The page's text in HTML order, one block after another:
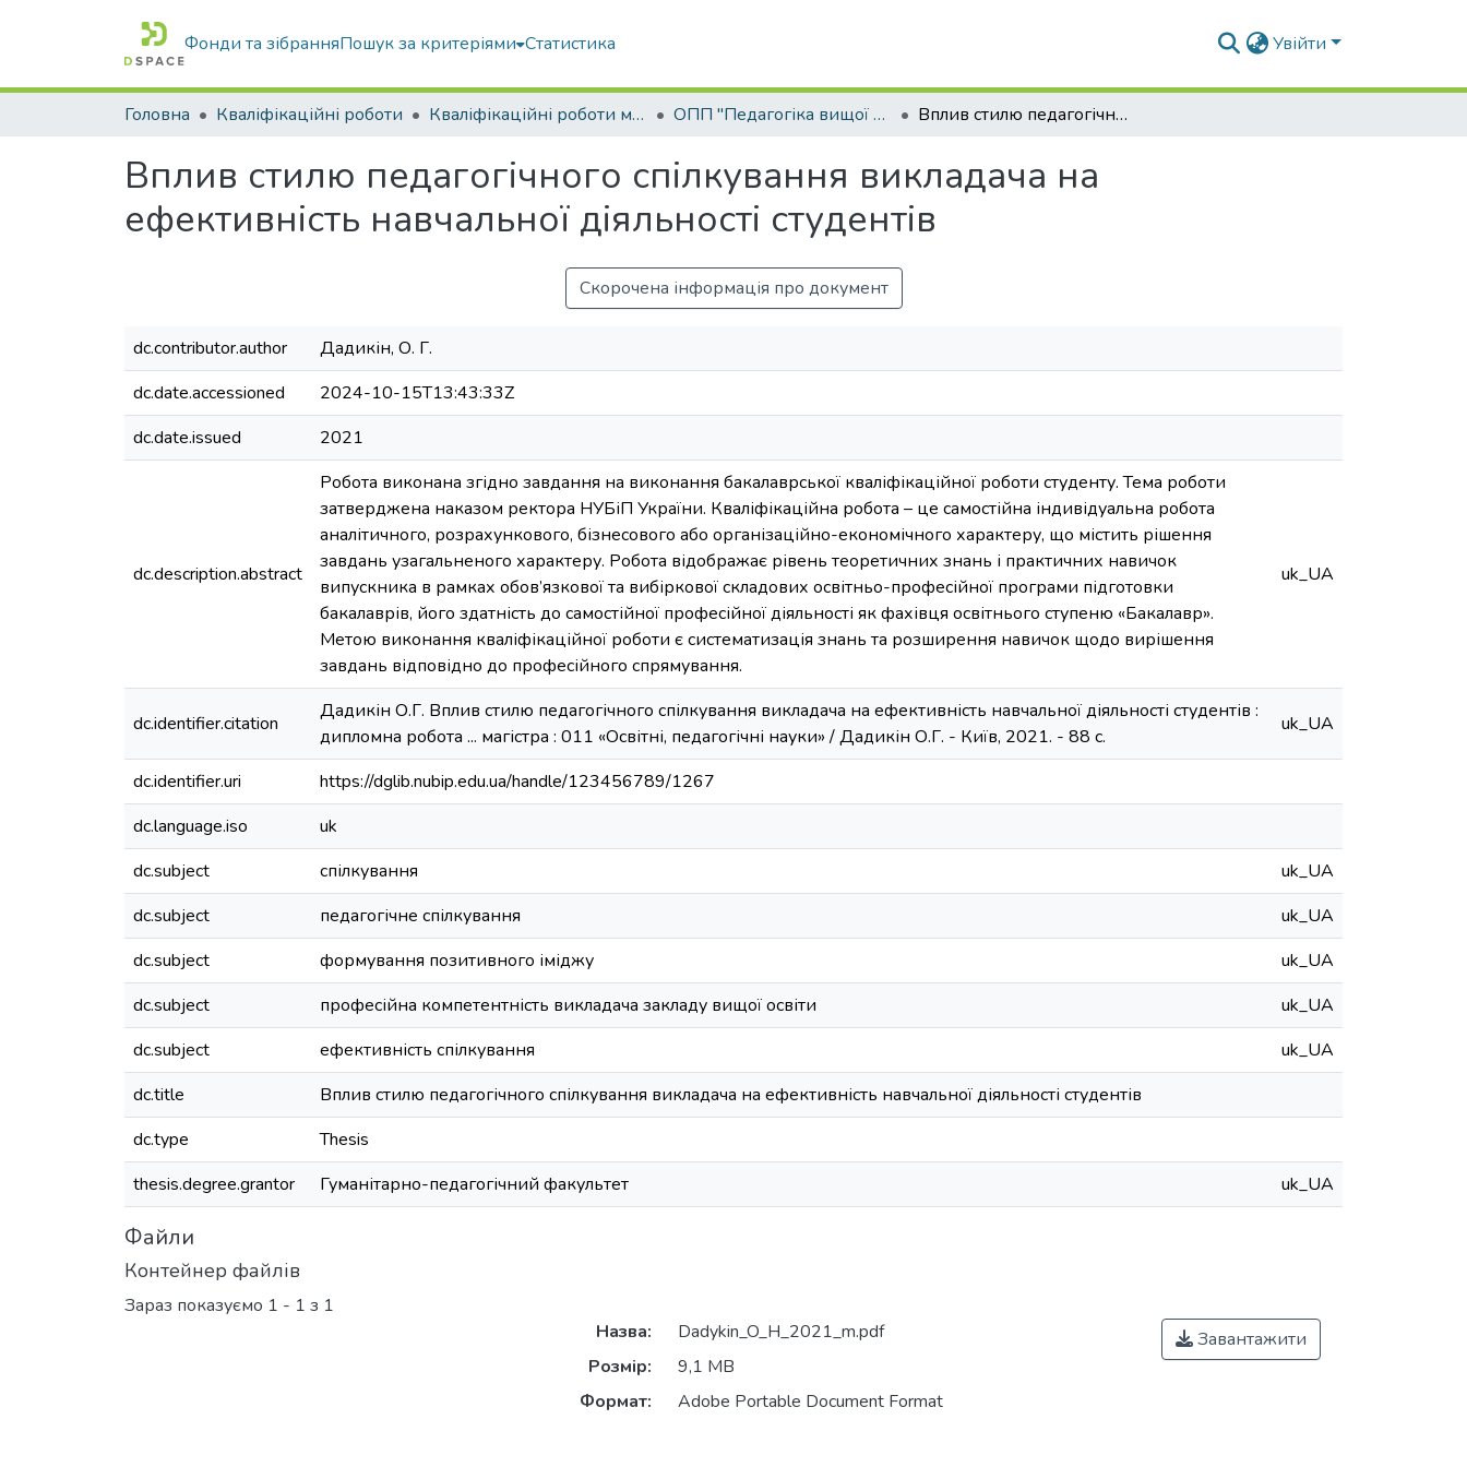
Фонди та зібранняПошук за критеріями Статистика Увійти
Головна Кваліфікаційні роботи Кваліфікаційні роботи магістрів ОПП "Педагогіка вищої школи" Вплив стилю педагогічного спілкування викладача на ефективність навчальної діяльності студентів
Вплив стилю педагогічного спілкування викладача на
ефективність навчальної діяльності студентів
Скорочена інформація про документ
dc.contributor.author
Дадикін, О. Г.
dc.date.accessioned
2024-10-15T13:43:33Z
dc.date.issued
2021
dc.description.abstract
Робота виконана згідно завдання на виконання бакалаврської кваліфікаційної роботи студенту. Тема роботи
затверджена наказом ректора НУБіП України. Кваліфікаційна робота – це самостійна індивідуальна робота
аналітичного, розрахункового, бізнесового або організаційно-економічного характеру, що містить рішення
завдань узагальненого характеру. Робота відображає рівень теоретичних знань і практичних навичок
випускника в рамках обов’язкової та вибіркової складових освітньо-професійної програми підготовки
бакалаврів, його здатність до самостійної професійної діяльності як фахівця освітнього ступеню «Бакалавр».
Метою виконання кваліфікаційної роботи є систематизація знань та розширення навичок щодо вирішення
завдань відповідно до професійного спрямування.
uk_UA
dc.identifier.citation
Дадикін О.Г. Вплив стилю педагогічного спілкування викладача на ефективність навчальної діяльності студентів :
дипломна робота ... магістра : 011 «Освітні, педагогічні науки» / Дадикін О.Г. - Київ, 2021. - 88 с.
uk_UA
dc.identifier.uri
https://dglib.nubip.edu.ua/handle/123456789/1267
dc.language.iso
uk
dc.subject
спілкування
uk_UA
dc.subject
педагогічне спілкування
uk_UA
dc.subject
формування позитивного іміджу
uk_UA
dc.subject
професійна компетентність викладача закладу вищої освіти
uk_UA
dc.subject
ефективність спілкування
uk_UA
dc.title
Вплив стилю педагогічного спілкування викладача на ефективність навчальної діяльності студентів
dc.type
Thesis
thesis.degree.grantor
Гуманітарно-педагогічний факультет uk_UA
Файли
Контейнер файлів
Зараз показуємо 1 - 1 з 1
Назва:
Dadykin_O_H_2021_m.pdf
Розмір:
9,1 MB
Формат:
Adobe Portable Document Format
Завантажити